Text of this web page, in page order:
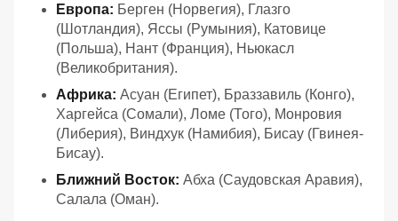
Европа: Берген (Норвегия), Глазго
(Шотландия), Яссы (Румыния), Катовице
(Польша), Нант (Франция), Ньюкасл
(Великобритания).
Африка: Асуан (Египет), Браззавиль (Конго),
Харгейса (Сомали), Ломе (Того), Монровия
(Либерия), Виндхук (Намибия), Бисау (Гвинея-
Бисау).
Ближний Восток: Абха (Саудовская Аравия),
Салала (Оман).